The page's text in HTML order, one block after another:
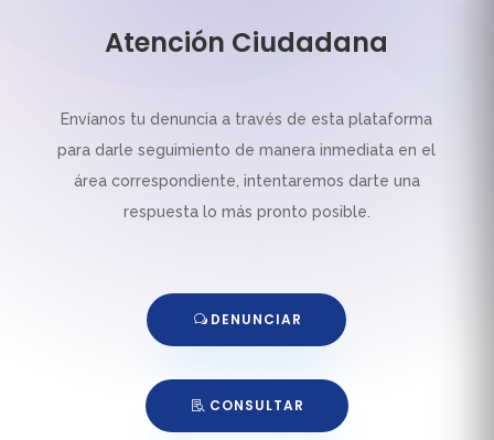
Atención Ciudadana
Envíanos tu denuncia a través de esta plataforma
para darle seguimiento de manera inmediata en el
área correspondiente, intentaremos darte una
respuesta lo más pronto posible.
DENUNCIAR
CONSULTAR